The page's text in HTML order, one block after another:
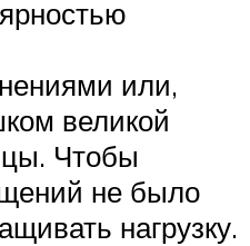
или,
великой
Чтобы
не было
нагрузку.